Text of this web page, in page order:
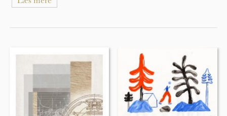
1912, da Pablo Picasso og Georges Braque
eksperimenterede med denne teknik i forbindelse med
udviklingen af kubismen; de kombinerede ofte de
pålimede genstande med tegning og maleri. Collagen
videreførtes af futuristerne, konstruktivisterne,